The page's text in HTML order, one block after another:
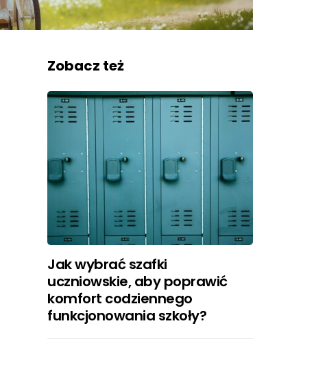
Zobacz też
Jak wybrać szafki
uczniowskie, aby poprawić
komfort codziennego
funkcjonowania szkoły?